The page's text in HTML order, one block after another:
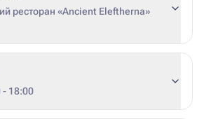
ресторан «Ancient Eleftherna»
- 18:00